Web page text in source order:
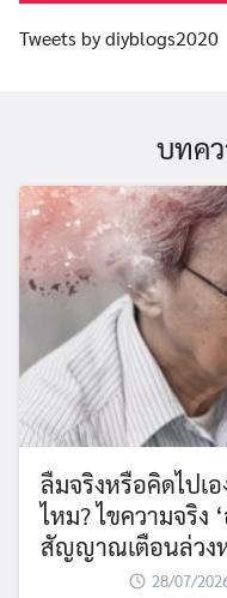
Tweets by diyblogs2020
บทค
ลืมจริงหรือคิดไปเ
ไหม? ไขความจริง
สัญญาณเตือนล่วง
28/07/